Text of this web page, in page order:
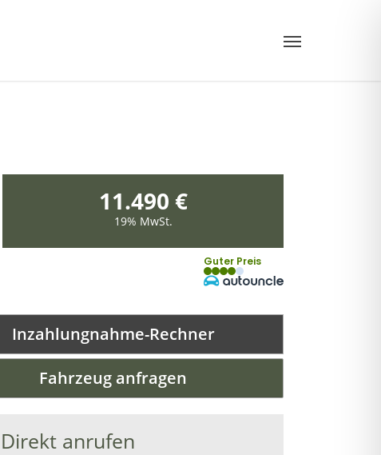
Menu
11.490 €
19% MwSt.
Guter Preis
Inzahlungnahme-Rechner
Fahrzeug anfragen
Direkt anrufen